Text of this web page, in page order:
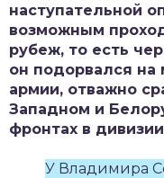
наступательной
возможным
рубеж, то есть
он подорвался на
армии, отважно
Западном и
фронтах в
У Владимира